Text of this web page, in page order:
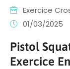
Exercice
01/03/2025
Pistol
Exercice